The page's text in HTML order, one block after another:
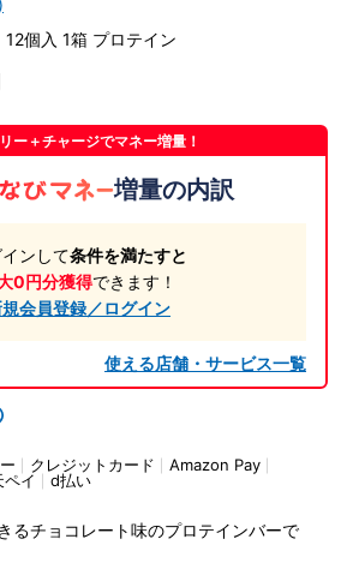
個入 1箱 プロテイン
ー＋チャージでマネー増量！
増量の内訳
ンして条件を満たすと
0円分獲得できます！
規会員登録／ログイン
使える店舗・サービス一覧
クレジットカード
Amazon Pay
ペイ d払い
るチョコレート味のプロテインバーで